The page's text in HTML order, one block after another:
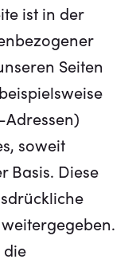
ist in der
Seiten
soweit
Basis. Diese
die